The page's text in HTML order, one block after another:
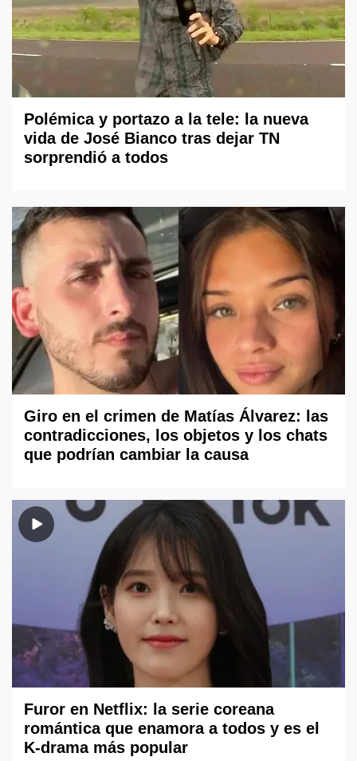
Polémica y portazo a la tele: la nueva
vida de José Bianco tras dejar TN
sorprendió a todos
Giro en el crimen de Matías Álvarez: las
contradicciones, los objetos y los chats
que podrían cambiar la causa
Furor en Netflix: la serie coreana
romántica que enamora a todos y es el
K-drama más popular